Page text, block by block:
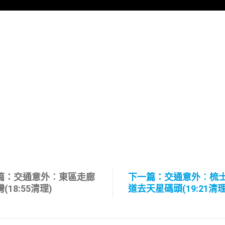
：交通意外︰東區走廊
(18:55清理)
下一篇：交通意外︰梳
道去天星碼頭(19:21清